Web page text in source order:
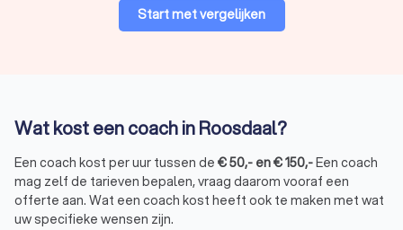
Start met vergelijken
Wat kost een coach in Roosdaal?
Een coach kost per uur tussen de €50,- en€150,-Een coach
mag zelf de tarieven bepalen, vraag daarom vooraf een
offerte aan. Wat een coach kost heeft ook te maken met wat
uw specifieke wensen zijn.